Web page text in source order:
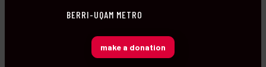
BERRI-UQAM METRO
make a donation